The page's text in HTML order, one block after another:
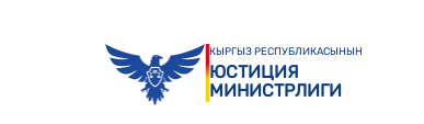
КЫРГЫЗ РЕСПУБЛИКАСЫНЫН
ЮСТИЦИЯ
МИНИСТРЛИГИ